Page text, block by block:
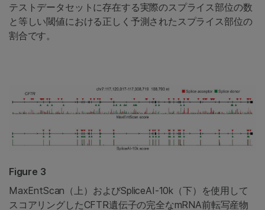
テストデータセットに存在する実際のスプライス部位の数
と等しい閾値における正しく予測されたスプライス部位の
割合です。
Figure 3
MaxEntScan（上）およびSpliceAI-10k（下）を使用して
スコアリングしたCFTR遺伝子の完全なmRNA前転写産物